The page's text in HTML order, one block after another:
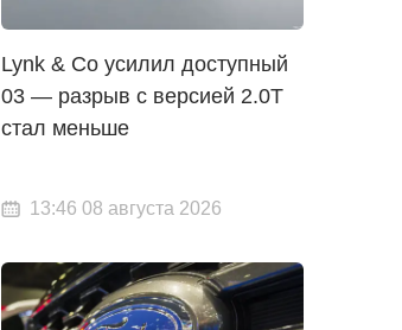
Lynk & Co усилил доступный
03 — разрыв с версией 2.0T
стал меньше
13:46 08 августа 2026